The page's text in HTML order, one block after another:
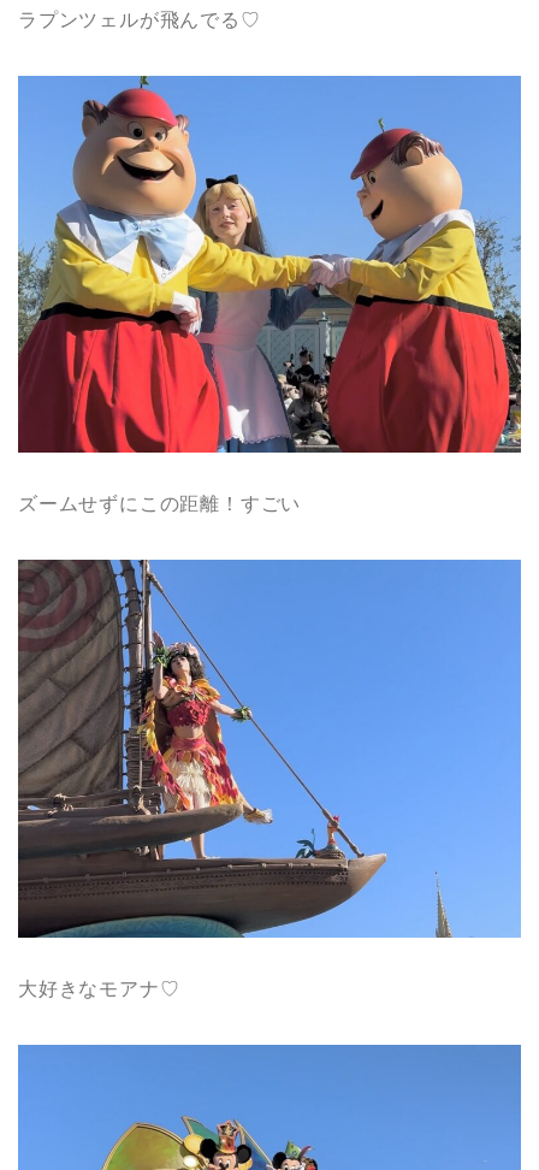
ラプンツェルが飛んでる♡
ズームせずにこの距離！すごい
大好きなモアナ♡